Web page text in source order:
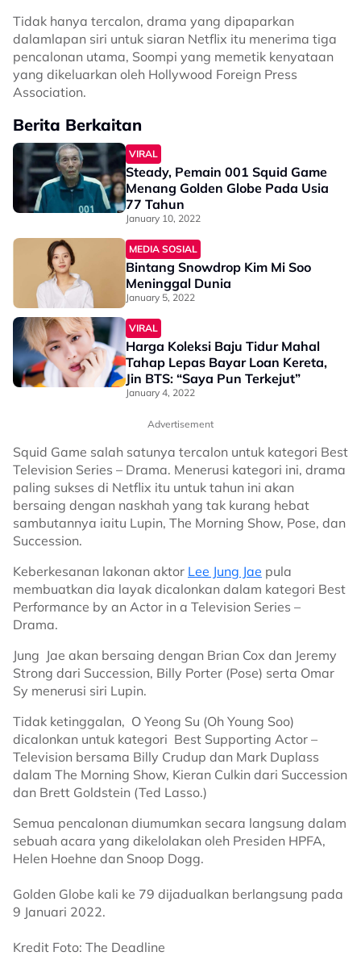
Tidak hanya tercalon, drama yang dipaparkan
dalamlapan siri untuk siaran Netflix itu menerima tiga
pencalonan utama, Soompi yang memetik kenyataan
yang dikeluarkan oleh Hollywood Foreign Press
Association.
Berita Berkaitan
VIRAL
Steady, Pemain 001 Squid Game
Menang Golden Globe Pada Usia
77 Tahun
January 10, 2022
MEDIA SOSIAL
Bintang Snowdrop Kim Mi Soo
Meninggal Dunia
January 5, 2022
VIRAL
Harga Koleksi Baju Tidur Mahal
Tahap Lepas Bayar Loan Kereta,
Jin BTS: “Saya Pun Terkejut”
January 4, 2022
Advertisement
Squid Game salah satunya tercalon untuk kategori Best
Television Series – Drama. Menerusi kategori ini, drama
paling sukses di Netflix itu untuk tahun ini akan
bersaing dengan naskhah yang tak kurang hebat
sambutannya iaitu Lupin, The Morning Show, Pose, dan
Succession.
Keberkesanan lakonan aktor Lee Jung Jae pula
membuatkan dia layak dicalonkan dalam kategori Best
Performance by an Actor in a Television Series –
Drama.
Jung Jae akan bersaing dengan Brian Cox dan Jeremy
Strong dari Succession, Billy Porter (Pose) serta Omar
Sy menerusi siri Lupin.
Tidak ketinggalan, O Yeong Su (Oh Young Soo)
dicalonkan untuk kategori Best Supporting Actor –
Television bersama Billy Crudup dan Mark Duplass
dalam The Morning Show, Kieran Culkin dari Succession
dan Brett Goldstein (Ted Lasso.)
Semua pencalonan diumumkan secara langsung dalam
sebuah acara yang dikelolakan oleh Presiden HPFA,
Helen Hoehne dan Snoop Dogg.
Golden Globe kali ke 79 dijadualkan berlangsung pada
9 Januari 2022.
Kredit Foto: The Deadline